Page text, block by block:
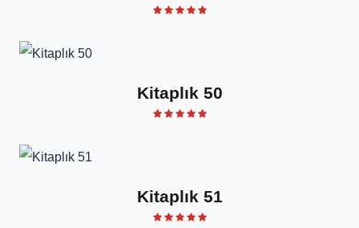
Kitaplık 50
Kitaplık 51